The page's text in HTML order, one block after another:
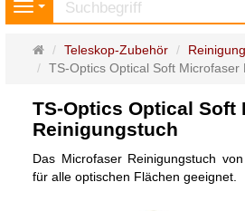
Navigation
Startseite
Teleskop-Zubehör
TS-Optics Optical Soft Microfaser
TS-Optics Optical Soft
Reinigungstuch
Das Microfaser Reinigungstuch
für alle optischen Flächen geeignet.